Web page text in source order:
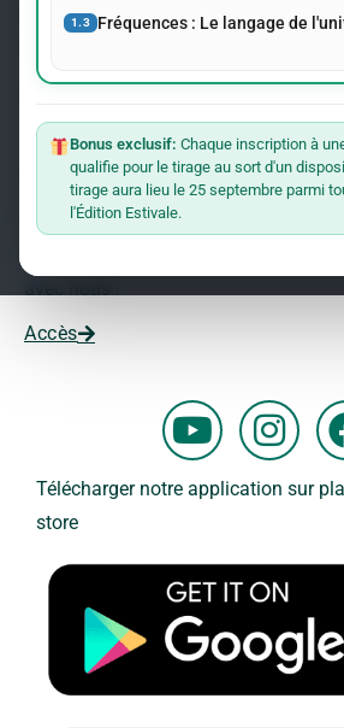
1.3 Fréquences : Le langage de
Bonus exclusif: Chaque inscription à
qualifie pour le tirage au sort d'un
tirage aura lieu le 25 septembre parmi
l'Édition Estivale.
événements concernant le Dr
Rejoindre La Liste
Vous souhaitez travailler avec nous ?
Vous voulez faire partie de notre
Accès
Y
o
u
u
b
e
I
n
s
a
g
r
a
m
Télécharger notre application sur
store